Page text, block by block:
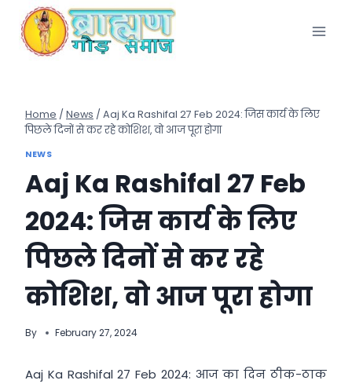
content
Home / News / Aaj Ka Rashifal 27 Feb 2024: जिस कार्य के लिए
पिछले दिनों से कर रहे कोशिश, वो आज पूरा होगा
NEWS
Aaj Ka Rashifal 27 Feb
2024: जिस कार्य के लिए
पिछले दिनों से कर रहे
कोशिश, वो आज पूरा होगा
By February 27, 2024
Aaj Ka Rashifal 27 Feb 2024: आज का दिन ठीक-ठाक